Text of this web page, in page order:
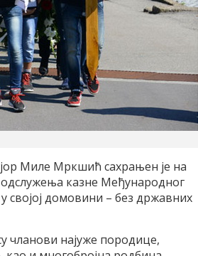
Миле Мркшић сахрањен је на
казне Међународног
својој домовини – без државних
чланови најуже породице,